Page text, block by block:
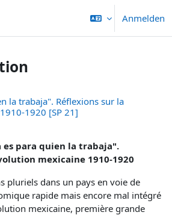
Anmelden
la trabaja". Réflexions sur la
1920 [SP 21]
es para quien la trabaja".
mexicaine 1910-1920
pluriels dans un pays en voie de
rapide mais encore mal intégré
mexicaine, première grande